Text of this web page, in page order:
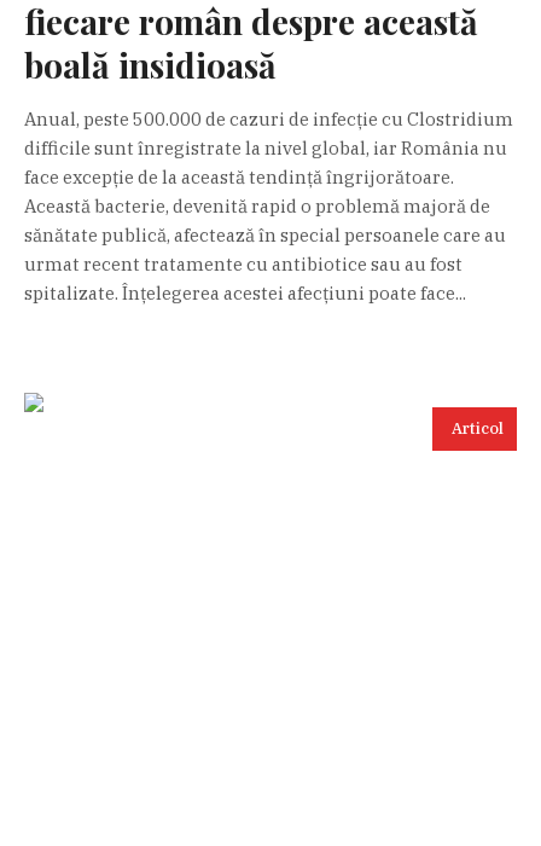
fiecare român despre această
boală insidioasă
Anual, peste 500.000 de cazuri de infecție cu Clostridium
difficile sunt înregistrate la nivel global, iar România nu
face excepție de la această tendință îngrijorătoare.
Această bacterie, devenită rapid o problemă majoră de
sănătate publică, afectează în special persoanele care au
urmat recent tratamente cu antibiotice sau au fost
spitalizate. Înțelegerea acestei afecțiuni poate face...
Articol